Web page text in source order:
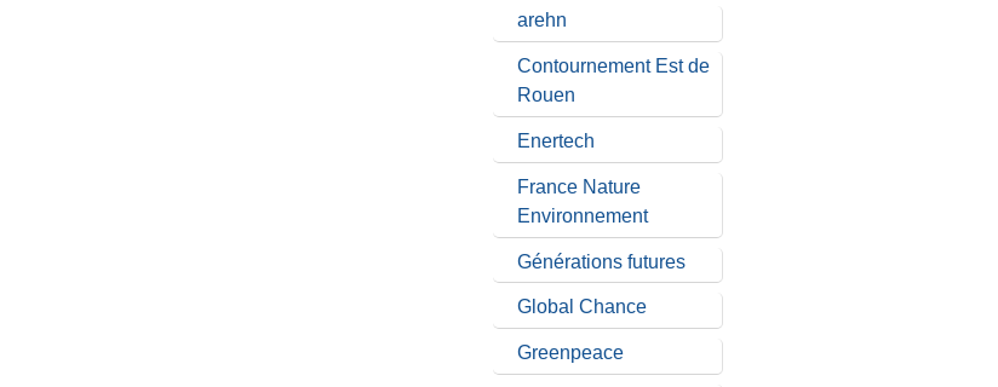
arehn
Contournement Est de
Rouen
Enertech
France Nature
Environnement
Générations futures
Global Chance
Greenpeace